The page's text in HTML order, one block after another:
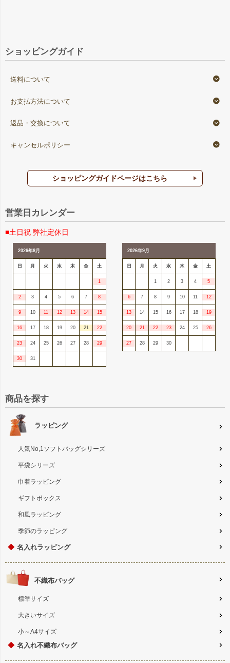
ショッピングガイド
送料について
お支払方法について
返品・交換について
キャンセルポリシー
ショッピングガイドページはこちら
営業日カレンダー
■土日祝 弊社定休日
2026年8月
日 月 火 水 木 金 土
1
2 3 4 5 6 7 8
9 10 11 12 13 14 15
16 17 18 19 20 21 22
23 24 25 26 27 28 29
30 31
2026年9月
日 月 火 水 木 金 土
1 2 3 4 5
6 7 8 9 10 11 12
13 14 15 16 17 18 19
20 21 22 23 24 25 26
27 28 29 30
商品を探す
ラッピング
人気No,1ソフトバッグシリーズ
平袋シリーズ
巾着ラッピング
ギフトボックス
和風ラッピング
季節のラッピング
◆ 名入れラッピング
不織布バッグ
標準サイズ
大きいサイズ
小～A4サイズ
◆ 名入れ不織布バッグ